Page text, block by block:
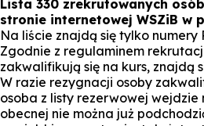
Lista 330 zrekrutowanych
stronie internetowej WSZiB w
Na liście znajdą się tylko numery
Zgodnie z regulaminem
zakwalifikują się na kurs, znajdą
W razie rezygnacji osoby
osoba z listy rezerwowej wejdzie
obecnej nie można już